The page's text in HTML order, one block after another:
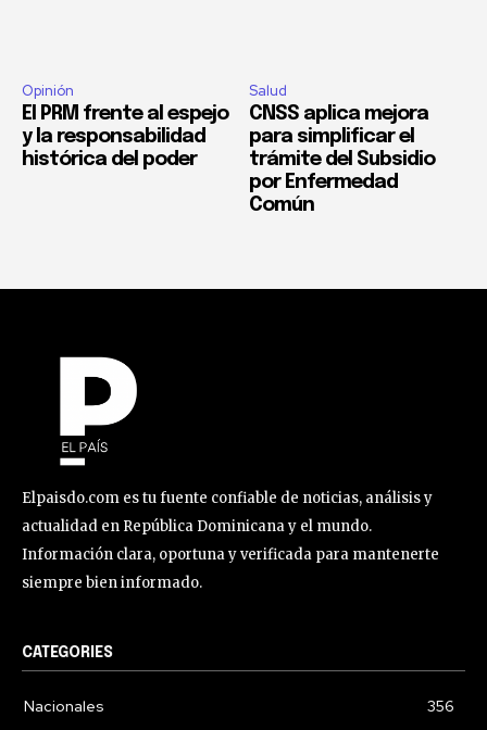
Opinión
El PRM frente al espejo
y la responsabilidad
histórica del poder
Salud
CNSS aplica mejora
para simplificar el
trámite del Subsidio
por Enfermedad
Común
Elpaisdo.com es tu fuente confiable de noticias, análisis y
actualidad en República Dominicana y el mundo.
Información clara, oportuna y verificada para mantenerte
siempre bien informado.
CATEGORIES
Nacionales
356